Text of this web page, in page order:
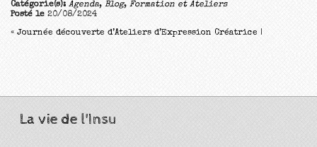
Catégorie(s): Agenda, Blog, Formation et Ateliers
Posté le 20/08/2024
« Journée découverte d’Ateliers d’Expression Créatrice |
La vie de l'Insu